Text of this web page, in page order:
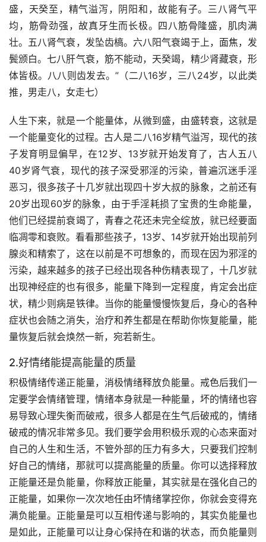
盛，天癸至，精气溢泻，阴阳和，故能有子。三八肾气平
均，筋骨劲强，故真牙生而长极。四八筋骨隆盛，肌肉满
壮。五八肾气衰，发坠齿槁。六八阳气衰竭于上，面焦，发
鬓颁白。七八肝气衰，筋不能动，天癸竭，精少肾藏衰，形
体皆极。八八则齿发去。”（二八16岁，三八24岁，以此类
推，男走八，女走七）
人生下来，就是一个能量体，从微到盛，由盛转衰，这就是
一个能量变化的过程。古人是二八16岁精气溢泻，现代的孩
子发育明显偏早，在12岁、13岁就开始发育了，古人五八
40岁肾气衰，现代的孩子深受邪淫的污染，普遍沉迷手淫
恶习，很多孩子十几岁就出现四十岁大叔的脉象，之前还有
20岁出现60岁的脉象，由于手淫耗损了宝贵的生命能量，
他们已经提前衰竭了，青春之花还未完全绽放，就已经要面
临凋零和衰败。看看那些孩子，13岁、14岁就开始出现前列
腺炎和精索了，这在以前是不可想象的，而现在因为邪淫的
污染，越来越多的孩子已经出现各种伤精表现了，十几岁就
出现神经症的也有很多，能量下降到一定程度，肯定会出症
状，精少则病是铁律。当你的能量慢慢恢复后，身心的各种
症状也会随之消失，治疗和养生都是在帮助你恢复能量，能
量恢复后就会焕然一新，宛若新生。
2.好情绪能提高能量的质量
积极情绪传递正能量，消极情绪释放负能量。戒色后我们一
定要学会情绪管理，情绪本身就是一种能量，坏的情绪也容
易导致心理失衡而破戒，很多人都是在生气后破戒的，情绪
破戒的情况非常多见。我们要学会用积极乐观的心态来面对
自己的人生和生活，不管外部的压力有多大，只要我们控制
好自己的情绪，那就可以提高能量的质量。你可以选择释放
正能量还是负能量，你释放正能量，其实就是在强化自己的
正能量，如果你一次次地任由坏情绪掌控你，你就会变得充
满负能量。正能量是可以互相传递与影响的，其实负能量也
是如此，正能量可以让身心保持在和谐的状态，而负能量则